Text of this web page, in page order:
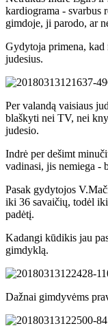
kardiograma - svarbus
gimdoje, ji parodo, ar
Gydytoja primena, kad
judesius.
Per valandą vaisiaus
blaškyti nei TV, nei
judesio.
Indrė per dešimt
vadinasi, jis nemiega -
Pasak gydytojos
iki 36 savaičių, todėl
padėtį.
Kadangi kūdikis jau
gimdyklą.
Dažnai gimdyvėms